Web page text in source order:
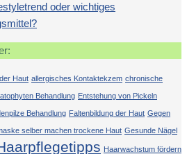
oder wichtiges
Haut allergisches Kontaktekzem chronische
Behandlung Entstehung von Pickeln
Behandlung Faltenbildung der Haut Gegen
selber machen trockene Haut Gesunde Nägel
Haarwachstum fördern